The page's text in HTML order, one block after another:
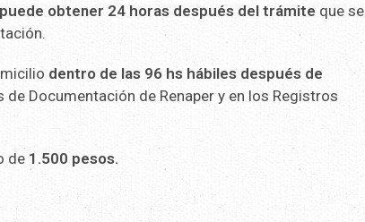
obtener 24 horas después del trámite que se
dentro de las 96 hs hábiles después de
Documentación de Renaper y en los Registros
de 1.500 pesos.